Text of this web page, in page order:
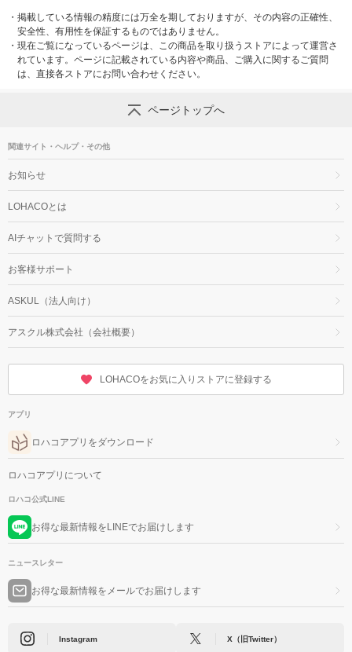
・ 掲載している情報の精度には万全を期しておりますが、その内容の正確性、
安全性、有用性を保証するものではありません。
・ 現在ご覧になっているページは、この商品を取り扱うストアによって運営さ
れています。ページに記載されている内容や商品、ご購入に関するご質問
は、直接各ストアにお問い合わせください。
ページトップへ
関連サイト・ヘルプ・その他
お知らせ
LOHACOとは
AIチャットで質問する
お客様サポート
ASKUL（法人向け）
アスクル株式会社（会社概要）
LOHACOをお気に入りストアに登録する
アプリ
ロハコアプリをダウンロード
ロハコアプリについて
ロハコ公式LINE
お得な最新情報をLINEでお届けします
ニュースレター
お得な最新情報をメールでお届けします
Instagram X（旧Twitter）